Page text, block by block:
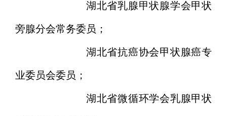
湖北省乳腺甲状腺学会甲状
旁腺分会常务委员；
湖北省抗癌协会甲状腺癌专
业委员会委员；
湖北省微循环学会乳腺甲状